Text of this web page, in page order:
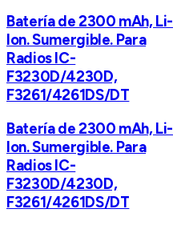
Batería de 2300 mAh, Li-
Ion. Sumergible. Para
Radios IC-
F3230D/4230D,
F3261/4261DS/DT
Batería de 2300 mAh, Li-
Ion. Sumergible. Para
Radios IC-
F3230D/4230D,
F3261/4261DS/DT